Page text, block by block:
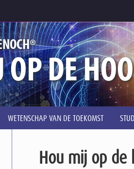
®
DE
WETENSCHAP VAN DE TOEKOMST
Hou mij op de